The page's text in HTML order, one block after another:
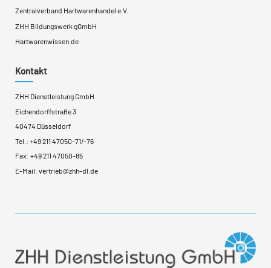
Zentralverband Hartwarenhandel e.V.
ZHH Bildungswerk gGmbH
Hartwarenwissen.de
Kontakt
ZHH Dienstleistung GmbH
Eichendorffstraße 3
40474 Düsseldorf
Tel.: +49 211 47050-71/-76
Fax: +49 211 47050-85
E-Mail: vertrieb@zhh-dl.de